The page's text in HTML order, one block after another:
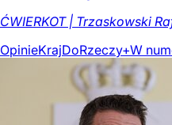
ĆWIERKOT | Trzaskowski
OpinieKrajDoRzeczy+W